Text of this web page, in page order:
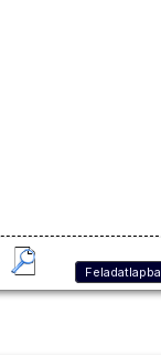
Feladatlapba